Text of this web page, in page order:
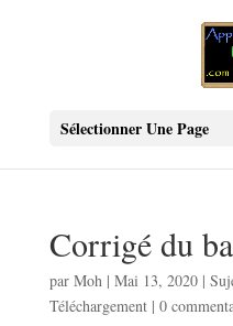
Sélectionner Une Page
Corrigé du
par Moh| Mai 13, 2020|
Téléchargement| 0